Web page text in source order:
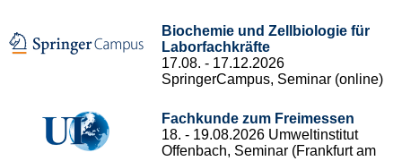
Biochemie und Zellbiologie für
Laborfachkräfte
17.08. - 17.12.2026
SpringerCampus, Seminar (online)
Fachkunde zum Freimessen
18. - 19.08.2026 Umweltinstitut
Offenbach, Seminar (Frankfurt am